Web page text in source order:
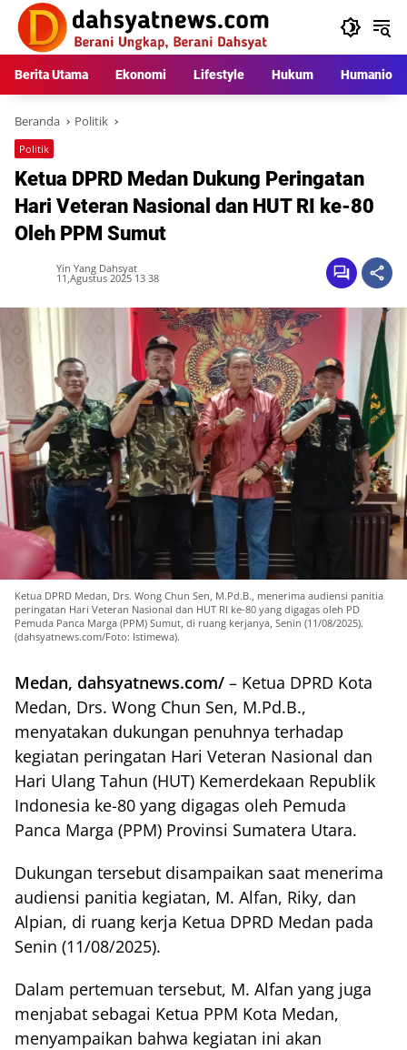
Langsung
konten
Berita Utama Ekonomi Lifestyle Hukum Humaniora
Beranda Politik
Politik
Ketua DPRD Medan Dukung Peringatan
Hari Veteran Nasional dan HUT RI ke-80
Oleh PPM Sumut
Yin Yang Dahsyat
11,Agustus 2025 13 38
Ketua DPRD Medan, Drs. Wong Chun Sen, M.Pd.B., menerima audiensi panitia
peringatan Hari Veteran Nasional dan HUT RI ke-80 yang digagas oleh PD
Pemuda Panca Marga (PPM) Sumut, di ruang kerjanya, Senin (11/08/2025).
(dahsyatnews.com/Foto: Istimewa).
Medan, dahsyatnews.com/ – Ketua DPRD Kota
Medan, Drs. Wong Chun Sen, M.Pd.B.,
menyatakan dukungan penuhnya terhadap
kegiatan peringatan Hari Veteran Nasional dan
Hari Ulang Tahun (HUT) Kemerdekaan Republik
Indonesia ke-80 yang digagas oleh Pemuda
Panca Marga (PPM) Provinsi Sumatera Utara.
Dukungan tersebut disampaikan saat menerima
audiensi panitia kegiatan, M. Alfan, Riky, dan
Alpian, di ruang kerja Ketua DPRD Medan pada
Senin (11/08/2025).
Dalam pertemuan tersebut, M. Alfan yang juga
menjabat sebagai Ketua PPM Kota Medan,
menyampaikan bahwa kegiatan ini akan